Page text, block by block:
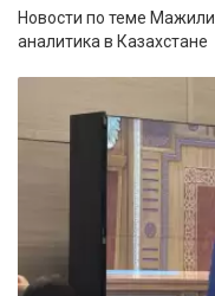
Новости по теме
аналитика в Казахстане